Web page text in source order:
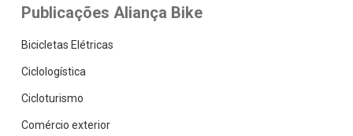
Publicações Aliança Bike
Bicicletas Elétricas
Ciclologística
Cicloturismo
Comércio exterior